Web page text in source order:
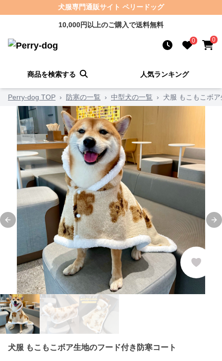
犬服専門通販サイト ペリードッグ
10,000円以上のご購入で送料無料
0 0
商品を検索する 人気ランキング
Perry-dog TOP › 防寒の一覧 › 中型犬の一覧 › 犬服 もこもこボ
Previous slide
犬服 もこもこボア生地のフード付き防寒コート